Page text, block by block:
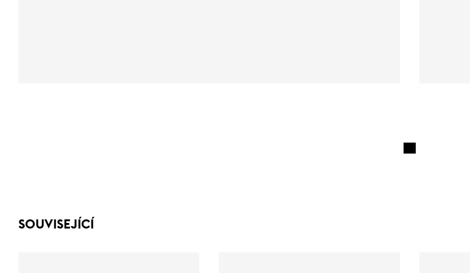
SOUVISEJÍCÍ